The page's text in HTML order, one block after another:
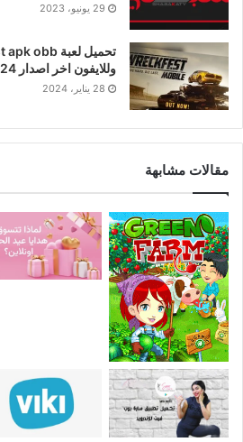
29 يونيو، 2023
وللايفون اخر اصدار 2024
28 يناير، 2024
مقالات مشابهة